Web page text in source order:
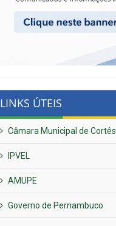
LINKS ÚTEIS
Câmara Municipal de Cortês
IPVEL
AMUPE
Governo de Pernambuco